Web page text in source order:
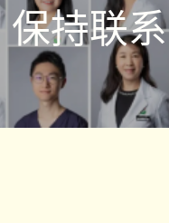
保持联系